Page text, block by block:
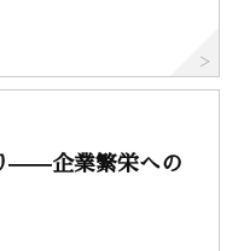
——企業繁栄への